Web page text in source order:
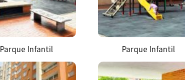
Parque Infantil Parque Infantil